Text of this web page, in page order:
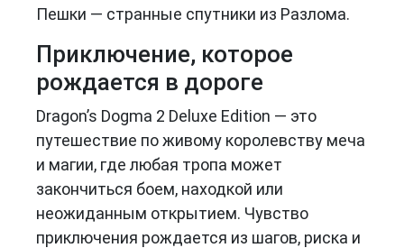
Пешки — странные спутники из Разлома.
Приключение, которое
рождается в дороге
Dragon’s Dogma 2 Deluxe Edition — это
путешествие по живому королевству меча
и магии, где любая тропа может
закончиться боем, находкой или
неожиданным открытием. Чувство
приключения рождается из шагов, риска и